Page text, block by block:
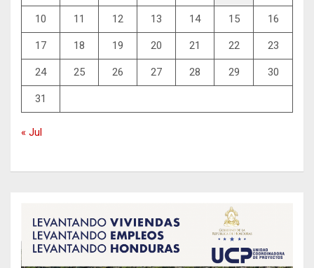
10 11 12 13 14 15 16
17 18 19 20 21 22 23
24 25 26 27 28 29 30
31
« Jul